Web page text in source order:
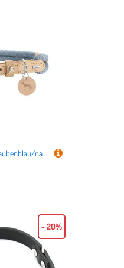
HUNTER Halsband Malia, taubenblau/natur - Größe 40/S: 30 - 35 cm Halsumfang
- 20%